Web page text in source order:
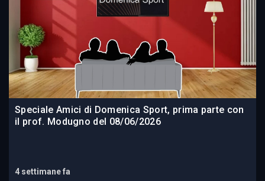
Speciale Amici di Domenica Sport, prima parte con
il prof. Modugno del 08/06/2026
4 settimane fa